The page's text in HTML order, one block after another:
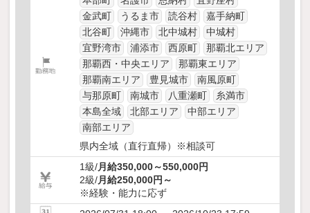
金武町
うるま市 読谷村
嘉手納町
北谷町
沖縄市 北中城村
中城村
宜野湾市
浦添市 西原町
那覇北エリア
那覇西・中央エリア
那覇東エリア
那覇南エリア
豊見城市
南風原町
与那原町
南城市 八重瀬町
糸満市
本島全域
北部エリア
中部エリア
南部エリア
県内全域（直行直帰）※相談可
1級/月給350,000～550,000円
2級/月給250,000円～
※経験・能力に応ず